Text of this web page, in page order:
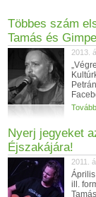
Többes szám
Tamás és
2013.
Tovább
Nyerj jegyeket
Éjszakájára!
2011.
ill.